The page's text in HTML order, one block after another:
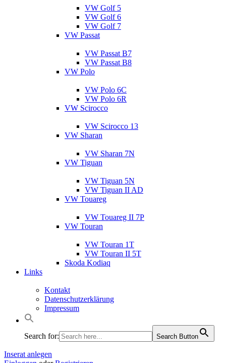
VW Golf 5
VW Golf 6
VW Golf 7
VW Passat
VW Passat B7
VW Passat B8
VW Polo
VW Polo 6C
VW Polo 6R
VW Scirocco
VW Scirocco 13
VW Sharan
VW Sharan 7N
VW Tiguan
VW Tiguan 5N
VW Tiguan II AD
VW Touareg
VW Touareg II 7P
VW Touran
VW Touran 1T
VW Touran II 5T
Skoda Kodiaq
Links
Kontakt
Datenschutzerklärung
Impressum
Search for: Search Button
Inserat anlegen